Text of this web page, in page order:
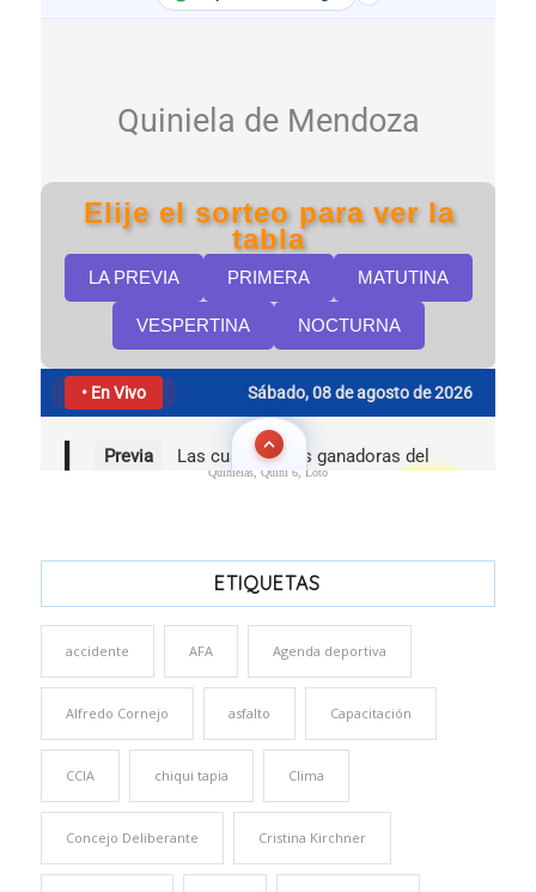
Quinielas, Quini 6, Loto
ETIQUETAS
accidente AFA Agenda deportiva
Alfredo Cornejo asfalto Capacitación
CCIA chiqui tapia Clima
Concejo Deliberante Cristina Kirchner